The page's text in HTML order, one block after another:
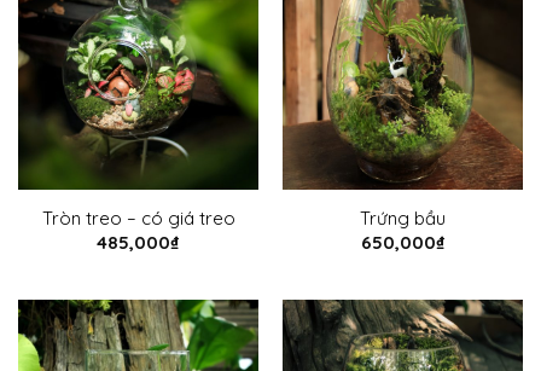
Tròn treo – có giá treo
485,000₫
Trứng bầu
650,000₫